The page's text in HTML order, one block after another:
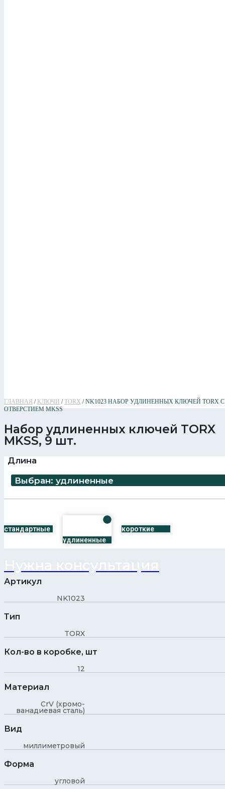
ГЛАВНАЯ / КЛЮЧИ /TORX / NK1023 НАБОР УДЛИНЕННЫХ КЛЮЧЕЙ TORX С
ОТВЕРСТИЕМ MKSS
Набор удлиненных ключей TORX
MKSS, 9 шт.
Длина
Выбран: удлиненные
стандартные
удлиненные
короткие
Артикул
NK1023
Тип
TORX
Кол-во в коробке, шт
12
Материал
CrV (хромо-
ванадиевая сталь)
Вид
миллиметровый
Форма
угловой